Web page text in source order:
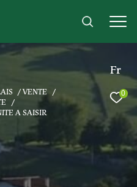
Fr
0
VENTE
A SAISIR
à vos